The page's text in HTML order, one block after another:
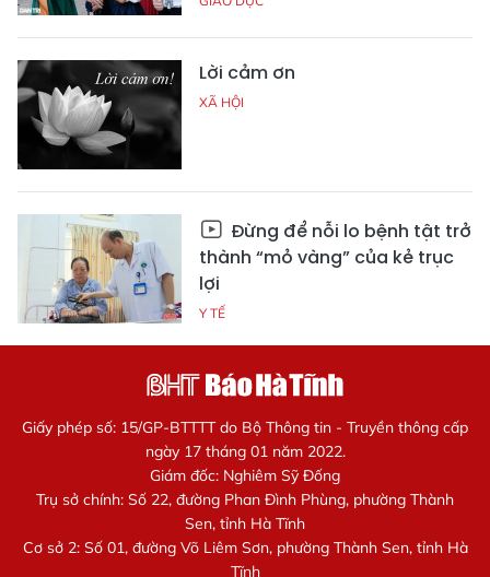
Lời cảm ơn
XÃ HỘI
Đừng để nỗi lo bệnh tật trở
thành “mỏ vàng” của kẻ trục
lợi
Y TẾ
Giấy phép số: 15/GP-BTTTT do Bộ Thông tin - Truyền thông cấp
ngày 17 tháng 01 năm 2022.
Giám đốc: Nghiêm Sỹ Đống
Trụ sở chính: Số 22, đường Phan Đình Phùng, phường Thành
Sen, tỉnh Hà Tĩnh
Cơ sở 2: Số 01, đường Võ Liêm Sơn, phường Thành Sen, tỉnh Hà
Tĩnh